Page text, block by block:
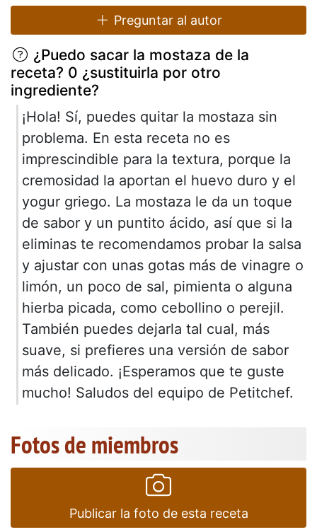
Preguntar al autor
¿Puedo sacar la mostaza de la
receta? 0 ¿sustituirla por otro
ingrediente?
¡Hola! Sí, puedes quitar la mostaza sin
problema. En esta receta no es
imprescindible para la textura, porque la
cremosidad la aportan el huevo duro y el
yogur griego. La mostaza le da un toque
de sabor y un puntito ácido, así que si la
eliminas te recomendamos probar la salsa
y ajustar con unas gotas más de vinagre o
limón, un poco de sal, pimienta o alguna
hierba picada, como cebollino o perejil.
También puedes dejarla tal cual, más
suave, si prefieres una versión de sabor
más delicado. ¡Esperamos que te guste
mucho! Saludos del equipo de Petitchef.
Fotos de miembros
Publicar la foto de esta receta